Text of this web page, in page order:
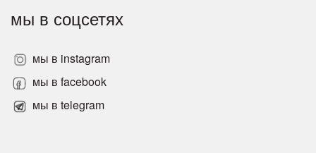
мы в соцсетях
мы в instagram
мы в facebook
мы в telegram